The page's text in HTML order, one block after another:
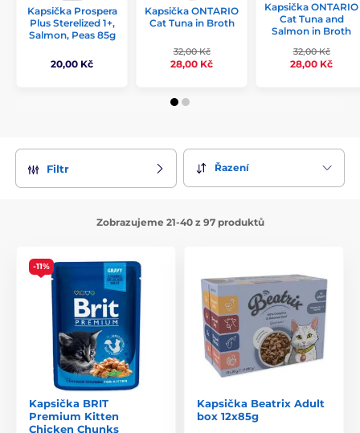
Kapsička Prospera
Plus Sterelized 1+,
Salmon, Peas 85g
20,00 Kč
Kapsička ONTARIO
Cat Tuna in Broth
32,00 Kč
28,00 Kč
Kapsička ONTARIO
Cat Tuna and
Salmon in Broth
32,00 Kč
28,00 Kč
Filtr Řazení
Zobrazujeme 21-40 z 97 produktů
-11%
Kapsička BRIT
Premium Kitten
Chicken Chunks
Kapsička Beatrix Adult
box 12x85g